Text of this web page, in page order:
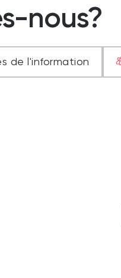
nous?
de l'information